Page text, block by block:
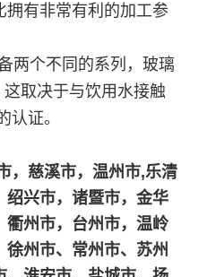
拥有非常有利的加工参
两个不同的系列，玻璃
取决于与饮用水接触
认证。
，慈溪市，温州市,乐清
绍兴市，诸暨市，金华
衢州市，台州市，温岭
州市、常州市、苏州